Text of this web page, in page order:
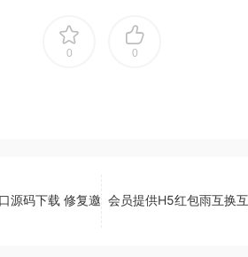
0 0
源码下载 修复邀 会员提供H5红包雨互换